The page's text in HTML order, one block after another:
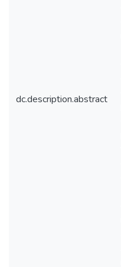
dc.description.abstract